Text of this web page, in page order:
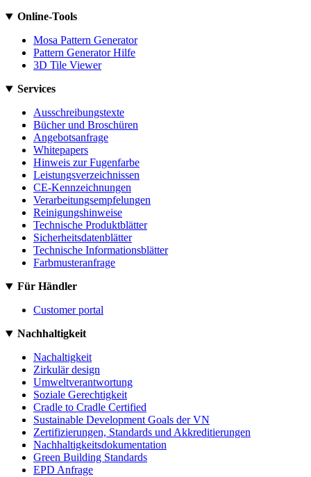
Online-Tools
Mosa Pattern Generator
Pattern Generator Hilfe
3D Tile Viewer
Services
Ausschreibungstexte
Bücher und Broschüren
Angebotsanfrage
Whitepapers
Hinweis zur Fugenfarbe
Leistungsverzeichnissen
CE-Kennzeichnungen
Verarbeitungsempfelungen
Reinigungshinweise
Technische Produktblätter
Sicherheitsdatenblätter
Technische Informationsblätter
Farbmusteranfrage
Für Händler
Customer portal
Nachhaltigkeit
Nachaltigkeit
Zirkulär design
Umweltverantwortung
Soziale Gerechtigkeit
Cradle to Cradle Certified
Sustainable Development Goals der VN
Zertifizierungen, Standards und Akkreditierungen
Nachhaltigkeitsdokumentation
Green Building Standards
EPD Anfrage